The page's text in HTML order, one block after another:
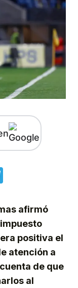
afirmó
positiva el
atención a
de que
al